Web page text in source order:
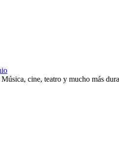
Música, cine, teatro y mucho más